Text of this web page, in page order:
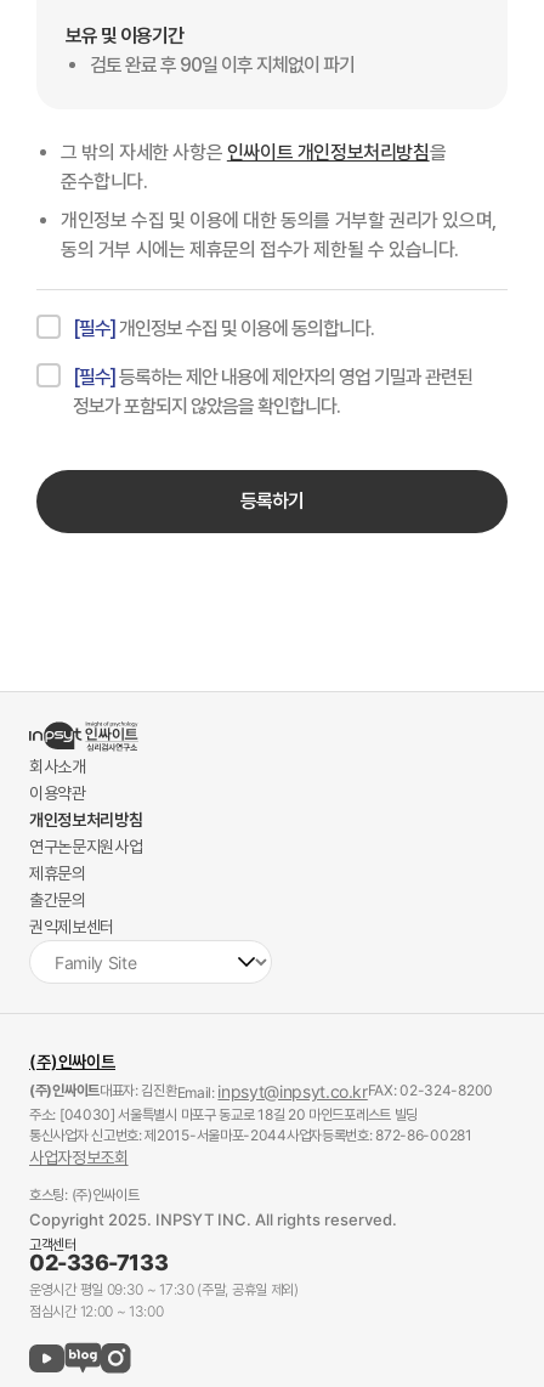
보유 및 이용기간
검토 완료 후 90일 이후 지체없이 파기
그 밖의 자세한 사항은 인싸이트 개인정보처리방침을
준수합니다.
개인정보 수집 및 이용에 대한 동의를 거부할 권리가 있으며,
동의 거부 시에는 제휴문의 접수가 제한될 수 있습니다.
[필수] 개인정보 수집 및 이용에 동의합니다.
[필수] 등록하는 제안 내용에 제안자의 영업 기밀과 관련된
정보가 포함되지 않았음을 확인합니다.
등록하기
회사소개
이용약관
개인정보처리방침
연구논문지원사업
제휴문의
출간문의
권익제보센터
(주)인싸이트
(주)인싸이트대표자: 김진환Email: inpsyt@inpsyt.co.krFAX: 02-324-8200
주소: [04030] 서울특별시 마포구 동교로 18길 20 마인드포레스트 빌딩
통신사업자 신고번호: 제2015-서울마포-2044사업자등록번호: 872-86-00281
사업자정보조회
호스팅: (주)인싸이트
Copyright 2025. INPSYT INC. All rights reserved.
고객센터
02-336-7133
운영시간 평일 09:30 ~ 17:30 (주말, 공휴일 제외)
점심시간 12:00 ~ 13:00